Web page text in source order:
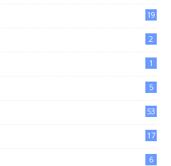
19
2
1
5
53
17
6